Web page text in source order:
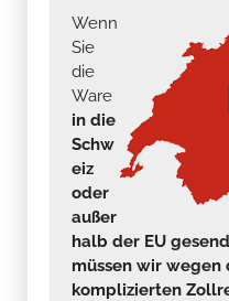
Wenn
Sie
die
Ware
in die
Schw
eiz
oder
außer
halb der EU
müssen wir wegen
komplizierten